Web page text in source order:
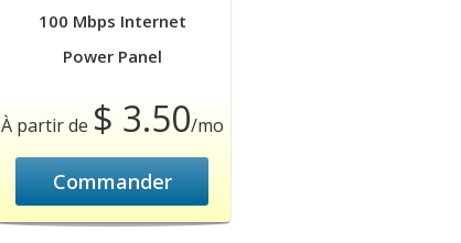
100 Mbps Internet
Power Panel
À partir de $ 3.50/mo
Commander